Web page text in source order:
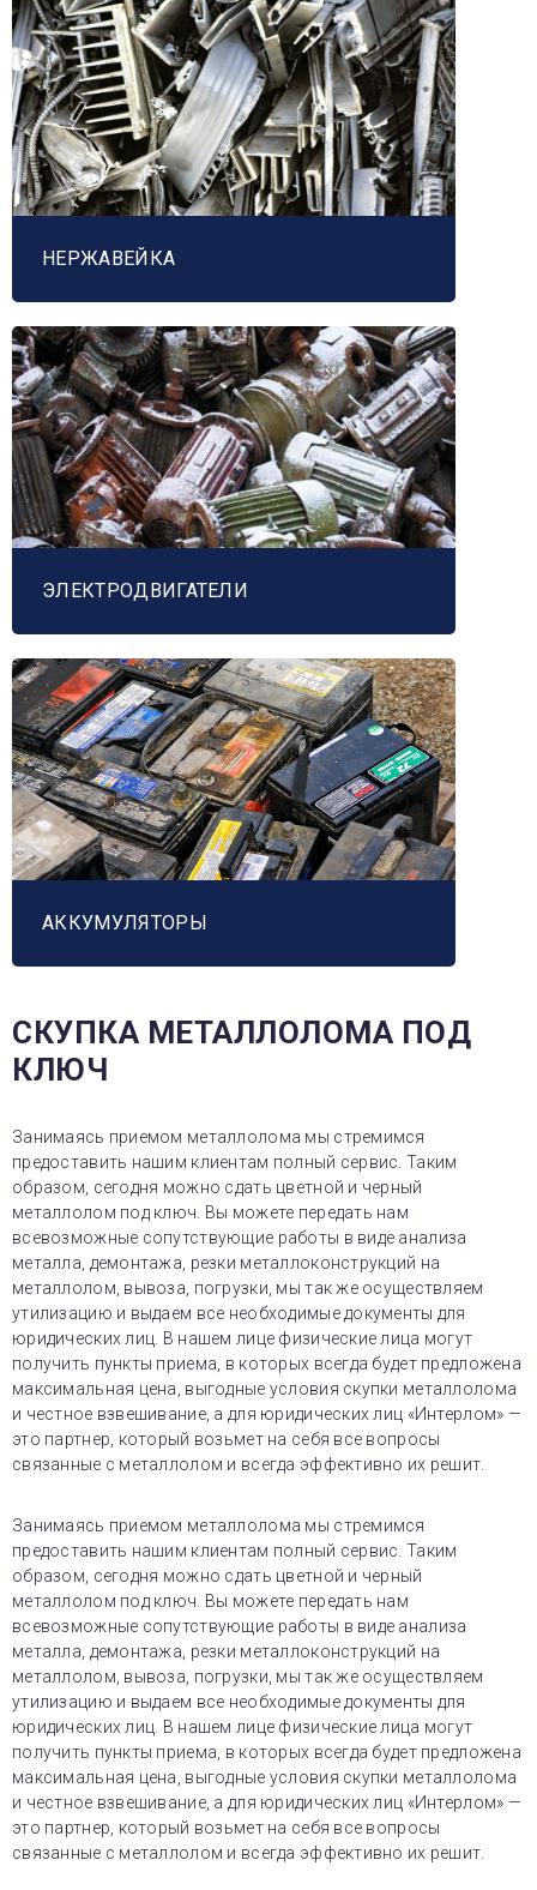
НЕРЖАВЕЙКА
ЭЛЕКТРОДВИГАТЕЛИ
АККУМУЛЯТОРЫ
СКУПКА МЕТАЛЛОЛОМА ПОД
КЛЮЧ
Занимаясь приемом металлолома мы стремимся
предоставить нашим клиентам полный сервис. Таким
образом, сегодня можно сдать цветной и черный
металлолом под ключ. Вы можете передать нам
всевозможные сопутствующие работы в виде анализа
металла, демонтажа, резки металлоконструкций на
металлолом, вывоза, погрузки, мы так же осуществляем
утилизацию и выдаем все необходимые документы для
юридических лиц. В нашем лице физические лица могут
получить пункты приема, в которых всегда будет предложена
максимальная цена, выгодные условия скупки металлолома
и честное взвешивание, а для юридических лиц «Интерлом» —
это партнер, который возьмет на себя все вопросы
связанные с металлолом и всегда эффективно их решит.
Занимаясь приемом металлолома мы стремимся
предоставить нашим клиентам полный сервис. Таким
образом, сегодня можно сдать цветной и черный
металлолом под ключ. Вы можете передать нам
всевозможные сопутствующие работы в виде анализа
металла, демонтажа, резки металлоконструкций на
металлолом, вывоза, погрузки, мы так же осуществляем
утилизацию и выдаем все необходимые документы для
юридических лиц. В нашем лице физические лица могут
получить пункты приема, в которых всегда будет предложена
максимальная цена, выгодные условия скупки металлолома
и честное взвешивание, а для юридических лиц «Интерлом» —
это партнер, который возьмет на себя все вопросы
связанные с металлолом и всегда эффективно их решит.